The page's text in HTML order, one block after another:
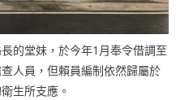
的堂妹，於今年1月奉令借調至
人員，但賴員編制依然歸屬於
生所支應。